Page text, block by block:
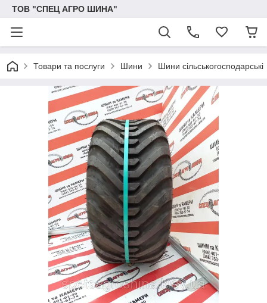
ТОВ "СПЕЦ АГРО ШИНА"
Товари та послуги Шини Шини сільськогосподарські